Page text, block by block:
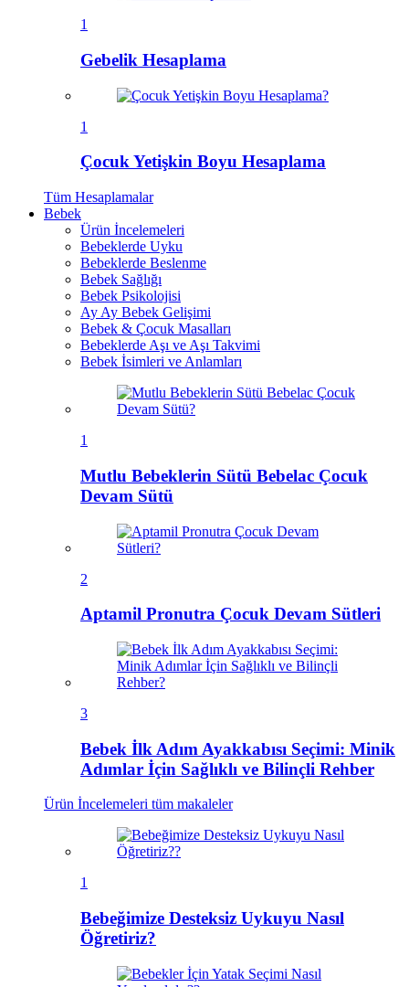
1
Gebelik Hesaplama
1
Çocuk Yetişkin Boyu Hesaplama
Tüm Hesaplamalar
Bebek
Ürün İncelemeleri
Bebeklerde Uyku
Bebeklerde Beslenme
Bebek Sağlığı
Bebek Psikolojisi
Ay Ay Bebek Gelişimi
Bebek & Çocuk Masalları
Bebeklerde Aşı ve Aşı Takvimi
Bebek İsimleri ve Anlamları
1
Mutlu Bebeklerin Sütü Bebelac Çocuk
Devam Sütü
2
Aptamil Pronutra Çocuk Devam Sütleri
3
Bebek İlk Adım Ayakkabısı Seçimi: Minik
Adımlar İçin Sağlıklı ve Bilinçli Rehber
Ürün İncelemeleri tüm makaleler
1
Bebeğimize Desteksiz Uykuyu Nasıl
Öğretiriz?